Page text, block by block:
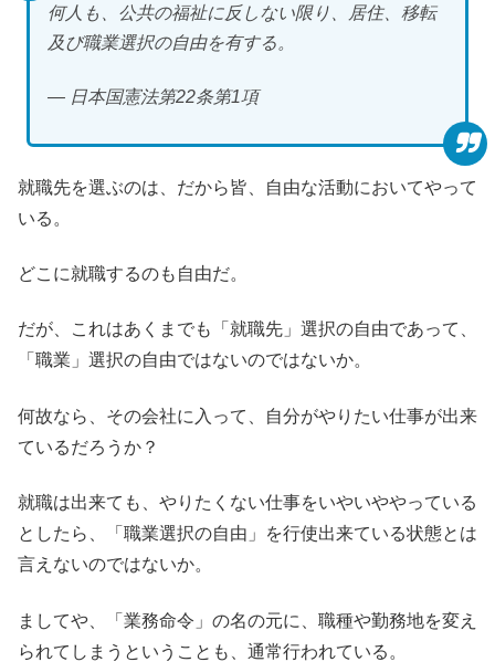
何人も、公共の福祉に反しない限り、居住、移転
及び職業選択の自由を有する。
— 日本国憲法第22条第1項
就職先を選ぶのは、だから皆、自由な活動においてやって
いる。
どこに就職するのも自由だ。
だが、これはあくまでも「就職先」選択の自由であって、
「職業」選択の自由ではないのではないか。
何故なら、その会社に入って、自分がやりたい仕事が出来
ているだろうか？
就職は出来ても、やりたくない仕事をいやいややっている
としたら、「職業選択の自由」を行使出来ている状態とは
言えないのではないか。
ましてや、「業務命令」の名の元に、職種や勤務地を変え
られてしまうということも、通常行われている。